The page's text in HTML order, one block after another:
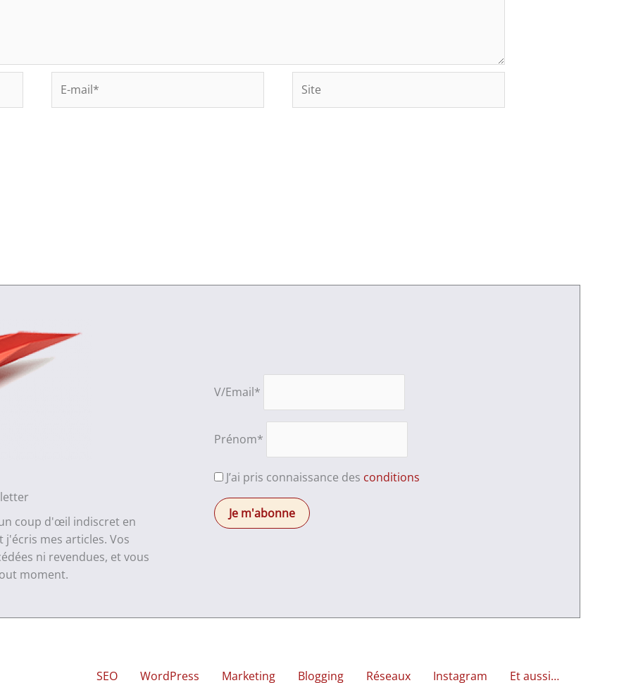
mail*
coup d'œil indiscret en
mes articles. Vos
ni revendues, et vous
moment.
V/Email*
Prénom*
J’ai pris connaissance des conditions
SEO WordPress Marketing Blogging Réseaux Instagram Et aussi…